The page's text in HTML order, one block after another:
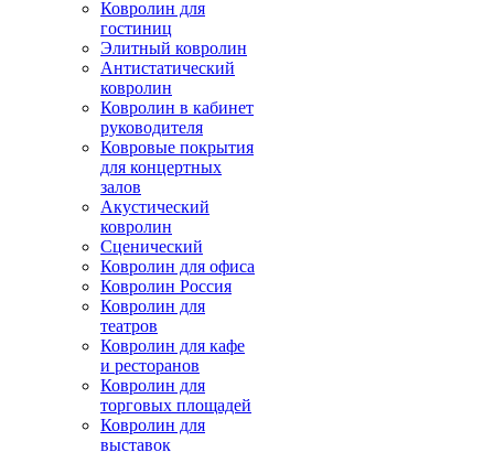
Ковролин для
гостиниц
Элитный ковролин
Антистатический
ковролин
Ковролин в кабинет
руководителя
Ковровые покрытия
для концертных
залов
Акустический
ковролин
Сценический
Ковролин для офиса
Ковролин Россия
Ковролин для
театров
Ковролин для кафе
и ресторанов
Ковролин для
торговых площадей
Ковролин для
выставок